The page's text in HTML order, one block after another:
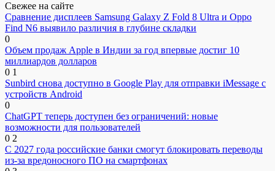
Свежее на сайте
Сравнение дисплеев Samsung Galaxy Z Fold 8 Ultra и Oppo
Find N6 выявило различия в глубине складки
0
Объем продаж Apple в Индии за год впервые достиг 10
миллиардов долларов
0 1
Sunbird снова доступно в Google Play для отправки iMessage с
устройств Android
0
ChatGPT теперь доступен без ограничений: новые
возможности для пользователей
0 2
С 2027 года российские банки смогут блокировать переводы
из-за вредоносного ПО на смартфонах